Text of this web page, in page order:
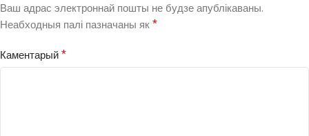
Ваш адрас электроннай пошты не будзе апублікаваны.
Неабходныя палі пазначаны як*
Каментарый*